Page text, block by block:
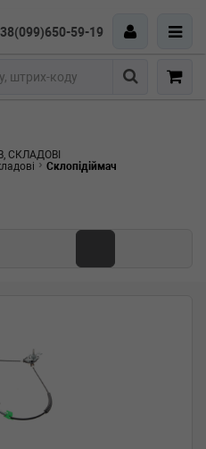
59-19
Пошук
СКЛАДОВІ
Склопідіймач